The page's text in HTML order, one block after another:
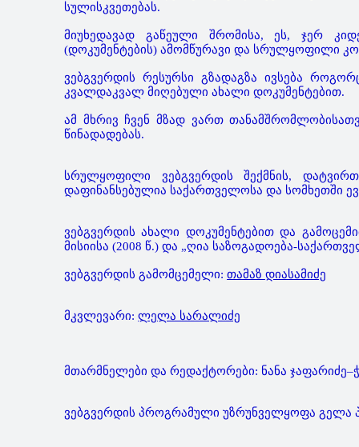
სულისკვეთებას.
მიუხედავად გაწეული შრომისა, ეს, ჯერ
(დოკუმენტების) ამომწურავი და სრულყოფილი
ვებგვერდის რესურსი გზადაგზა ივსება
კვალდაკვალ მიღებული ახალი დოკუმენტებით.
ამ მხრივ ჩვენ მზად ვართ
წინადადებას.
სრულყოფილი ვებგვერდის შექმნის,
დაფინანსებულია საქართველოსა და სომხეთში
ვებგვერდის ახალი დოკუმენტებით და
მისიისა (2008 წ.) და „ღია საზოგადოება-
ვებგვერდის გამომცემელი: თამაზ დიასამიძე
მკვლევარი: ლელა სარალიძე
მთარმნელები და რედაქტორები: ნანა
ვებგვერდის პროგრამული უზრუნველყოფა გელა